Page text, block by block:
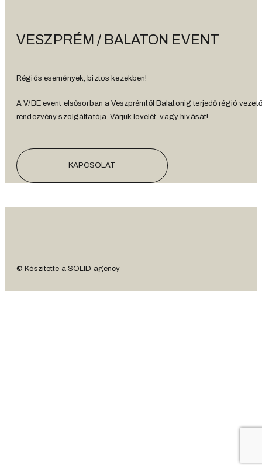
VESZPRÉM / BALATON EVENT
Régiós események, biztos kezekben!
A V/BE event elsősorban a Veszprémtől Balatonig terjedő régió vezető
rendezvény szolgáltatója. Várjuk levelét, vagy hívását!
KAPCSOLAT
© Készítette a SOLID agency